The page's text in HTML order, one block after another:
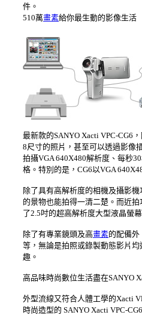
件。
510萬畫素給你最生動的影像生活
最新款的SANYO Xacti VPC-CG6
8尺寸的照片，甚至可以透過影像
拍攝VGA 640X480解析度、每秒
格。特別的是，CG6以VGA
除了具有高解析度的相機及攝影
的景物也能拍得一清二楚。而近
了2.5吋的超高解析度大型液晶螢
除了有專業鏡頭及高畫素的配備
等，無論是拍照或錄製動態影片
趣。
高品味時尚數位生活盡在SANYO
外型流線又符合人體工學的Xacti
時尚造型的 SANYO Xacti VPC-